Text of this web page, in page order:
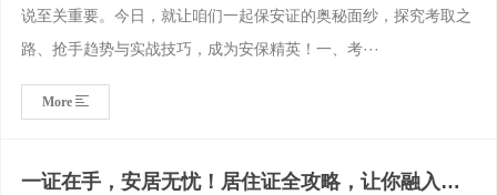
说至关重要。今日，就让咱们一起保安证的奥秘面纱，探究考取之
路、抢手趋势与实战技巧，成为安保精英！一、考···
More
一证在手，安居无忧！居住证全攻略，让你融入新